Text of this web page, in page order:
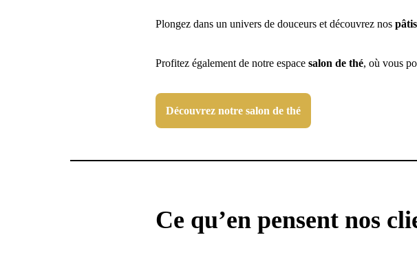
Plongez dans un univers de douceurs et découvrez nos
Profitez également de notre espace salon de thé, où vous
Découvrez notre salon de thé
Ce qu’en pensent nos